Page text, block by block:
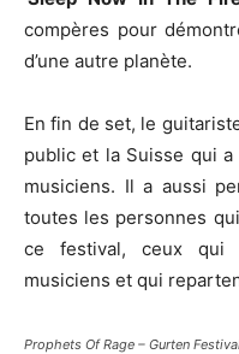
compères pour
d’une autre planète.
En fin de set, le
public et la Suisse qui
musiciens. Il a aussi
toutes les personnes
ce festival, ceux qui
musiciens et qui
Prophets Of Rage – Gurten